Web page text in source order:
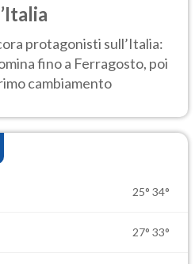
protagonisti sull’Italia:
fino a Ferragosto, poi
cambiamento
25° 34°
27° 33°